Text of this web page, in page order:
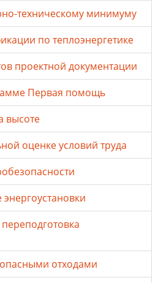
техническому минимуму
по теплоэнергетике
проектной документации
Первая помощь
высоте
оценке условий труда
отходами